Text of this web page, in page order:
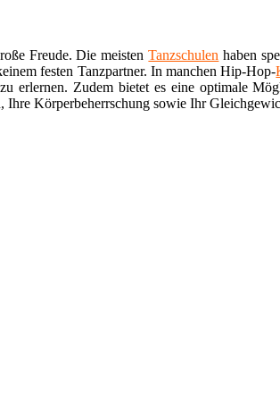
Freude. Die meistenTanzschulen haben
festen Tanzpartner. In manchen Hip-Hop-
erlernen. Zudem bietet es eine optimale
Ihre Körperbeherrschung sowie Ihr